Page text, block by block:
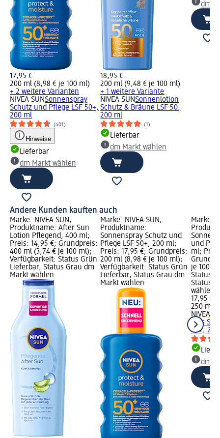
17,95 €
200 ml (8,98 € je 100 ml)
+ 2 weitere Varianten
NIVEA SUNSonnenspray
Schutz und Pflege LSF 50+,
200 ml
(401)
Hinweise
Lieferbar
dm Markt wählen
18,95 €
200 ml (9,48 € je 100 ml)
+ 1 weitere Variante
NIVEA SUNSonnenlotion
Schutz & Bräune LSF 50,
200 ml
(1)
Lieferbar
dm Markt wählen
dm
Andere Kunden kauften auch
Marke: NIVEA SUN;
Produktname: After Sun
Lotion Pflegend, 400 ml;
Preis: 14,95 €; Grundpreis:
400 ml (3,74 € je 100 ml);
Verfügbarkeit: Status Grün
Lieferbar, Status Grau dm
Markt wählen
Marke: NIVEA SUN;
Produktname:
Sonnenspray Schutz und
Pflege LSF 50+, 200 ml;
Preis: 17,95 €; Grundpreis:
200 ml (8,98 € je 100 ml);
Verfügbarkeit: Status Grün
Lieferbar, Status Grau dm
Markt wählen
Marke:
und
ml;
je 100
Status
Status
wählen
17,95 €
250 ml
NIVEA
Kids
50+,
dm